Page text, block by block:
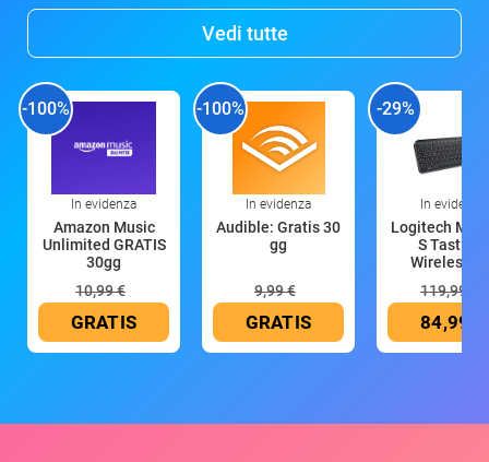
Vedi tutte
-100%
In evidenza
Amazon Music
Unlimited GRATIS
30gg
10,99 €
GRATIS
-100%
In evidenza
Audible: Gratis 30
gg
9,99 €
GRATIS
-29%
In evidenza
Logitech MX
S Tastiera
Wireless
119,99 €
84,99 €